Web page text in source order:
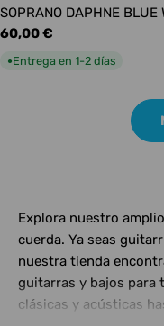
SOPRANO DAPHNE BLUE
Precio
habitual
60,00 €
●Entrega en 1-2 días
Explora nuestro
cuerda. Ya seas
nuestra tienda
guitarras y bajos para
clásicas y acústicas